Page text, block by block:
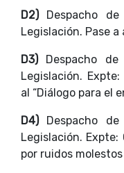
D2)Despacho
Legislación. Pase
D3)Despacho de
Legislación.
al “Diálogo para el
D4)Despacho
Legislación.
por ruidos